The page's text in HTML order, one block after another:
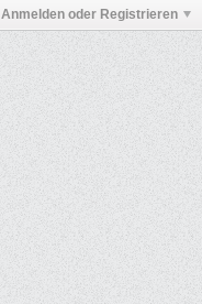
Anmelden oder Registrieren